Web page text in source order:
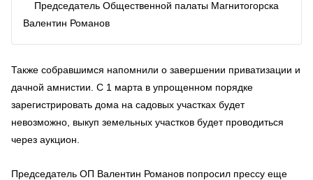
Председатель Общественной палаты Магнитогорска
Валентин Романов
Также собравшимся напомнили о завершении приватизации и
дачной амнистии. С 1 марта в упрощенном порядке
зарегистрировать дома на садовых участках будет
невозможно, выкуп земельных участков будет проводиться
через аукцион.
Председатель ОП Валентин Романов попросил прессу еще